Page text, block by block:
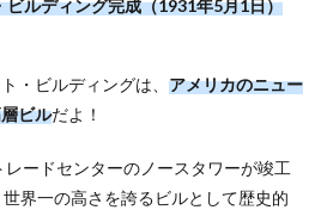
ビルディング完成（1931年5月1日）
・ビルディングは、 アメリカのニュー
ビルだよ！
ードセンターのノースタワーが竣工
界一の高さを誇るビルとして歴史的